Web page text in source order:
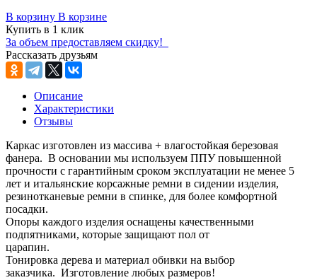
В корзину В корзине
Купить в 1 клик
За объем предоставляем скидку!
Рассказать друзьям
Описание
Характеристики
Отзывы
Каркас изготовлен из массива + влагостойкая березовая
фанера. В основании мы используем ППУ повышенной
прочности с гарантийным сроком эксплуатации не менее 5
лет и итальянские корсажные ремни в сидении изделия,
резинотканевые ремни в спинке, для более комфортной
посадки.
Опоры каждого изделия оснащены качественными
подпятниками, которые защищают пол от
царапин.
Тонировка дерева и материал обивки на выбор
заказчика. Изготовление любых размеров!